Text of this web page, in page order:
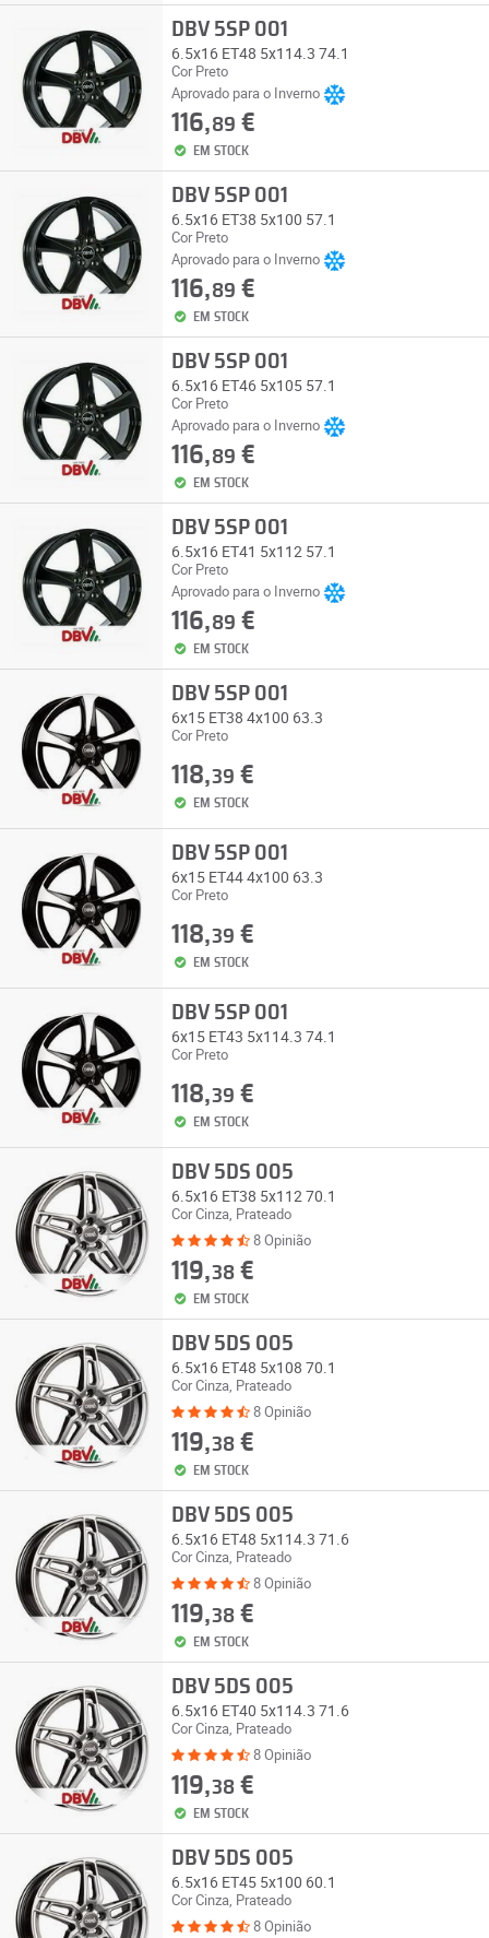
DBV 5SP 001
6.5x16 ET48 5x114.3 74.1
Cor Preto
Aprovado para o Inverno
116,89 €
EM STOCK
DBV 5SP 001
6.5x16 ET38 5x100 57.1
Cor Preto
Aprovado para o Inverno
116,89 €
EM STOCK
DBV 5SP 001
6.5x16 ET46 5x105 57.1
Cor Preto
Aprovado para o Inverno
116,89 €
EM STOCK
DBV 5SP 001
6.5x16 ET41 5x112 57.1
Cor Preto
Aprovado para o Inverno
116,89 €
EM STOCK
DBV 5SP 001
6x15 ET38 4x100 63.3
Cor Preto
118,39 €
EM STOCK
DBV 5SP 001
6x15 ET44 4x100 63.3
Cor Preto
118,39 €
EM STOCK
DBV 5SP 001
6x15 ET43 5x114.3 74.1
Cor Preto
118,39 €
EM STOCK
DBV 5DS 005
6.5x16 ET38 5x112 70.1
Cor Cinza, Prateado
8 Opinião
119,38€
EM STOCK
DBV 5DS 005
6.5x16 ET48 5x108 70.1
Cor Cinza, Prateado
8 Opinião
119,38€
EM STOCK
DBV 5DS 005
6.5x16 ET48 5x114.3 71.6
Cor Cinza, Prateado
8 Opinião
119,38€
EM STOCK
DBV 5DS 005
6.5x16 ET40 5x114.3 71.6
Cor Cinza, Prateado
8 Opinião
119,38€
EM STOCK
DBV 5DS 005
6.5x16 ET45 5x100 60.1
Cor Cinza, Prateado
8 Opinião